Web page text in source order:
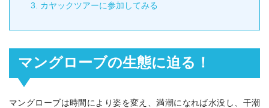
3.
カヤックツアーに参加してみる
マングローブの生態に迫る！
マングローブは時間により姿を変え、満潮になれば水没し、干潮